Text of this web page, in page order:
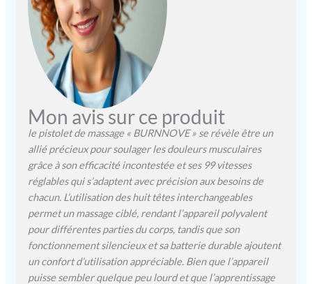
expérience optimale.
【Ultra-silencieux et
puissant】Ce pistolet de
massage portatif
professionnel utilise un
réduction du bruit, offrant
jusqu'à 4 800 impacts par
minute. Son
fonctionnement fluide
réduit efficacement le bruit
à moins de 45 décibels.
Vous pouvez ainsi l'utiliser
n'importe où et n'importe
quand, à la maison, à la
salle de sport ou ailleurs,
sans déranger votre
entourage, pour une
Mon avis sur ce produit
le pistolet de massage « BURNNOVE » se révèle être un
allié précieux pour soulager les douleurs musculaires
grâce à son efficacité incontestée et ses 99 vitesses
réglables qui s’adaptent avec précision aux besoins de
chacun. L’utilisation des huit têtes interchangeables
permet un massage ciblé, rendant l’appareil polyvalent
pour différentes parties du corps, tandis que son
fonctionnement silencieux et sa batterie durable ajoutent
un confort d’utilisation appréciable. Bien que l’appareil
puisse sembler quelque peu lourd et que l’apprentissage